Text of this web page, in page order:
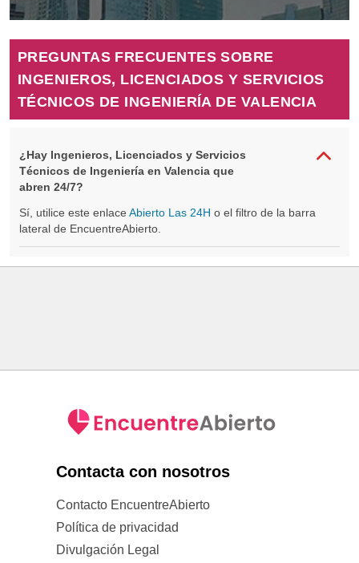
PREGUNTAS FRECUENTES SOBRE
INGENIEROS, LICENCIADOS Y SERVICIOS
TÉCNICOS DE INGENIERÍA DE VALENCIA
¿Hay Ingenieros, Licenciados y Servicios
Técnicos de Ingeniería en Valencia que
abren 24/7?
Sí, utilice este enlace Abierto Las 24H o el filtro de la barra
lateral de EncuentreAbierto.
Contacta con nosotros
Contacto EncuentreAbierto
Política de privacidad
Divulgación Legal